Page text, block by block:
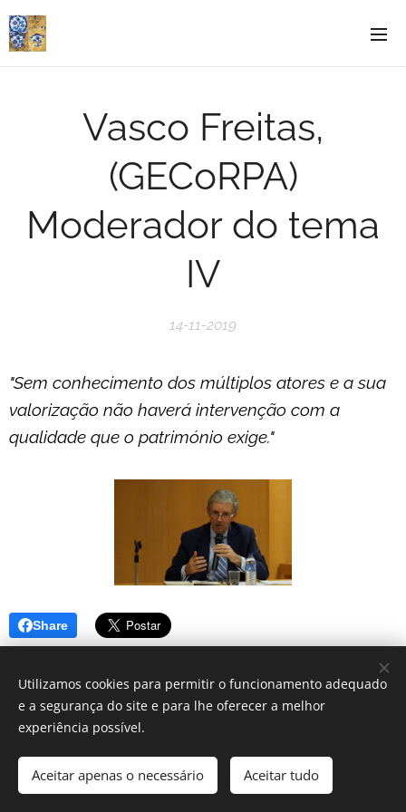
Vasco Freitas,
(GECoRPA)
Moderador do tema
IV
14-11-2019
"Sem conhecimento dos múltiplos atores e a sua
valorização não haverá intervenção com a
qualidade que o património exige."
Share
Cookies
Utilizamos cookies para permitir o funcionamento adequado
e a segurança do site e para lhe oferecer a melhor
experiência possível.
Aceitar apenas o necessário Aceitar tudo